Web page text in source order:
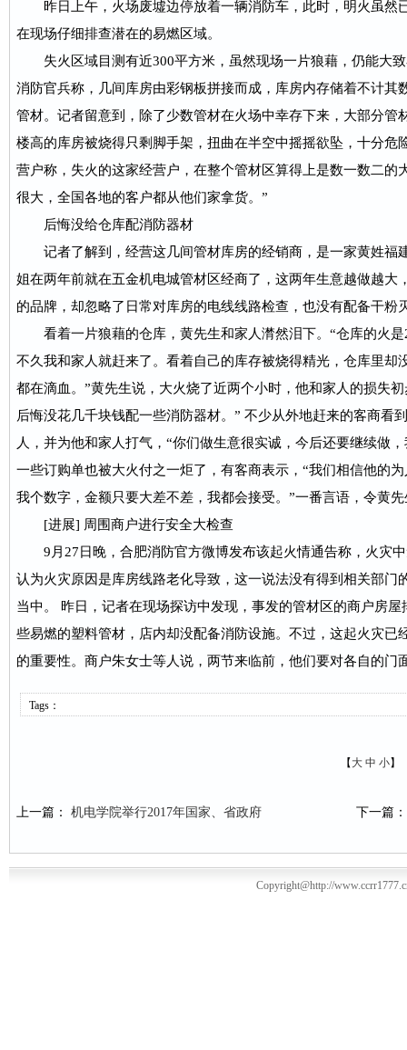
昨日上午，火场废墟边停放着一辆消防车，此时，明火虽然
在现场仔细排查潜在的易燃区域。
失火区域目测有近300平方米，虽然现场一片狼藉，仍能大致
消防官兵称，几间库房由彩钢板拼接而成，库房内存储着不计其
管材。记者留意到，除了少数管材在火场中幸存下来，大部分管
楼高的库房被烧得只剩脚手架，扭曲在半空中摇摇欲坠，十分危
营户称，失火的这家经营户，在整个管材区算得上是数一数二的
很大，全国各地的客户都从他们家拿货。”
后悔没给仓库配消防器材
记者了解到，经营这几间管材库房的经销商，是一家黄姓福
姐在两年前就在五金机电城管材区经商了，这两年生意越做越大
的品牌，却忽略了日常对库房的电线线路检查，也没有配备干粉
看着一片狼藉的仓库，黄先生和家人潸然泪下。“仓库的火是
不久我和家人就赶来了。看着自己的库存被烧得精光，仓库里却
都在滴血。”黄先生说，大火烧了近两个小时，他和家人的损失
后悔没花几千块钱配一些消防器材。” 不少从外地赶来的客商看
人，并为他和家人打气，“你们做生意很实诚，今后还要继续做
一些订购单也被大火付之一炬了，有客商表示，“我们相信他的
我个数字，金额只要大差不差，我都会接受。”一番言语，令黄
[进展] 周围商户进行安全大检查
9月27日晚，合肥消防官方微博发布该起火情通告称，火灾中
认为火灾原因是库房线路老化导致，这一说法没有得到相关部门
当中。 昨日，记者在现场探访中发现，事发的管材区的商户房
些易燃的塑料管材，店内却没配备消防设施。不过，这起火灾已
的重要性。商户朱女士等人说，两节来临前，他们要对各自的门
Tags：
【 大 中 小】
上一篇： 机电学院举行2017年国家、省政府 下一篇
Copyright@http://